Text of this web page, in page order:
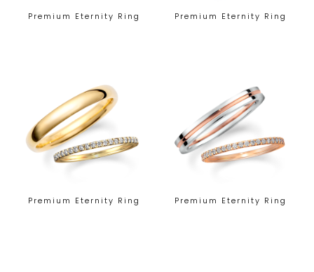
Premium Eternity Ring Premium Eternity Ring
Premium Eternity Ring Premium Eternity Ring